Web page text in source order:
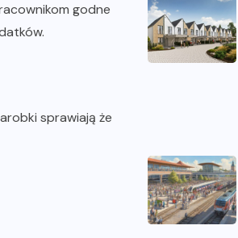
godne
sprawiają że